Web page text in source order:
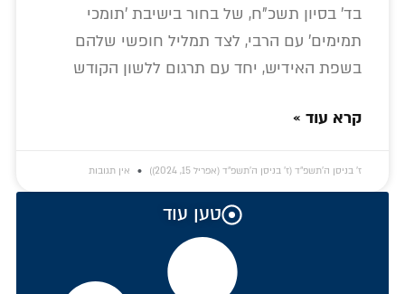
בד' בסיון תשכ"ח, של בחור בישיבת 'תומכי
תמימים' עם הרבי, לצד תמליל חופשי שלהם
בשפת האידיש, יחד עם תרגום ללשון הקודש
קרא עוד »
ז׳ בניסן ה׳תשפ״ד (ז׳ בניסן ה׳תשפ״ד (אפריל 15, 2024)) אין תגובות
טען עוד